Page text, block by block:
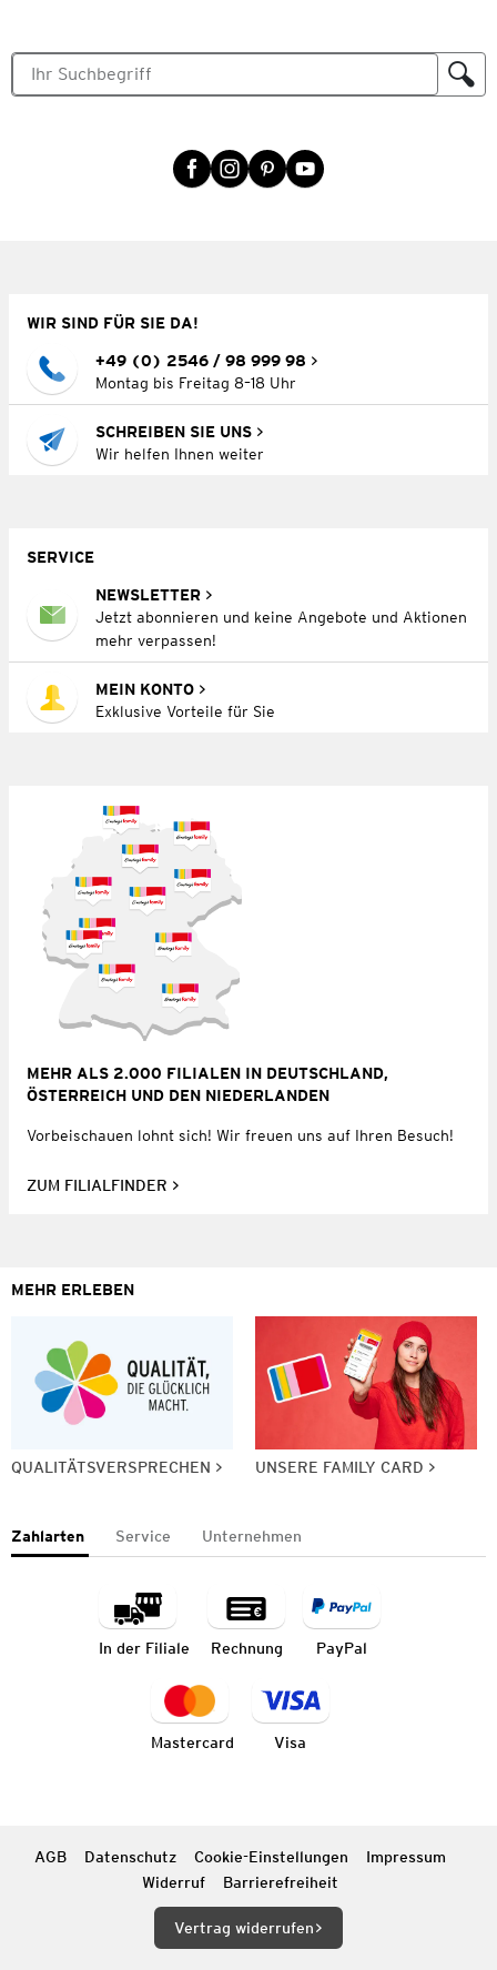
WIR SIND FÜR SIE DA!
+49 (0) 2546 / 98 999 98
Montag bis Freitag 8–18 Uhr
SCHREIBEN SIE UNS
Wir helfen Ihnen weiter
SERVICE
NEWSLETTER
Jetzt abonnieren und keine Angebote und Aktionen
mehr verpassen!
MEIN KONTO
Exklusive Vorteile für Sie
MEHR ALS 2.000 FILIALEN IN DEUTSCHLAND,
ÖSTERREICH UND DEN NIEDERLANDEN
Vorbeischauen lohnt sich! Wir freuen uns auf Ihren Besuch!
ZUM FILIALFINDER
MEHR ERLEBEN
QUALITÄTSVERSPRECHEN UNSERE FAMILY CARD
Zahlarten Service Unternehmen
In der Filiale Rechnung PayPal
Mastercard Visa
AGB Datenschutz Cookie-Einstellungen
Impressum
Widerruf
Barrierefreiheit
Vertrag widerrufen